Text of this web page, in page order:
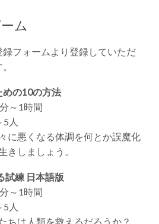
ム
フォームより登録していただ
の10の方法
～1時間
人
に悪くなる体調を何とか誤魔化
きしましょう。
試練 日本語版
～1時間
人
ちは人類を救えるだろうか？